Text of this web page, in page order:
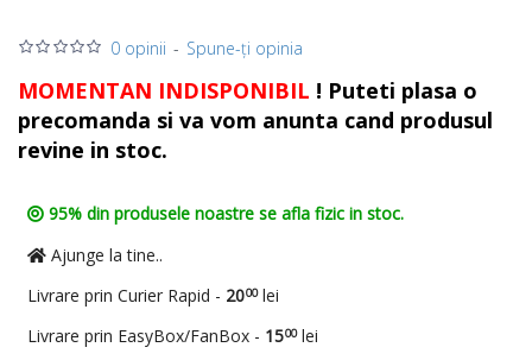
MOMENTAN INDISPONIBIL ! Puteti plasa o
precomanda si va vom anunta cand produsul
revine in stoc.
0 opinii - Spune-ţi opinia